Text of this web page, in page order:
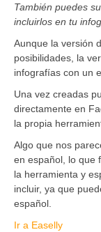
También puedes
incluirlos en tu
Aunque la versión
posibilidades, la
infografías con un
Una vez creadas
directamente en
la propia
Algo que nos
en español, lo que
la herramienta y
incluir, ya que
español.
Ir a Easelly